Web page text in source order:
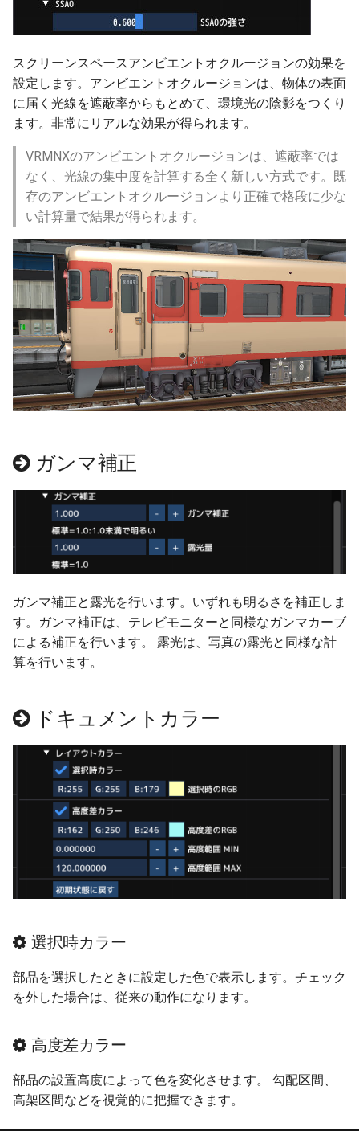
ver 6.0.0.210
ver 6.0.0.205
ver 6.0.0.203
ver 6.0.0.202
ver 6.0.0.201
ver 6.0.0.200
ver 6.0.0.195
ver 6.0.0.192
ver 6.0.0.191
ver 6.0.0.177
ver 6.0.0.172
ver 6.0.0.170
ver 6.0.0.166
ver 6.0.0.160
ver 6.0.0.159
ver 6.0.0.158
ver 6.0.0.150
ver 6.0.0.140
ver 6.0.0.138
スクリーンスペースアンビエントオクルージョンの効果を
設定します。アンビエントオクルージョンは、物体の表面
に届く光線を遮蔽率からもとめて、環境光の陰影をつくり
ます。非常にリアルな効果が得られます。
VRMNXのアンビエントオクルージョンは、遮蔽率では
なく、光線の集中度を計算する全く新しい方式です。既
存のアンビエントオクルージョンより正確で格段に少な
い計算量で結果が得られます。
ガンマ補正
ガンマ補正と露光を行います。いずれも明るさを補正しま
す。ガンマ補正は、テレビモニターと同様なガンマカーブ
による補正を行います。 露光は、写真の露光と同様な計
算を行います。
ドキュメントカラー
選択時カラー
部品を選択したときに設定した色で表示します。チェック
を外した場合は、従来の動作になります。
高度差カラー
部品の設置高度によって色を変化させます。 勾配区間、
高架区間などを視覚的に把握できます。